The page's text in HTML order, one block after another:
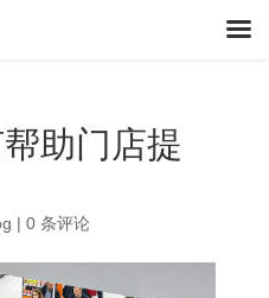
助门店提
| 0 条评论